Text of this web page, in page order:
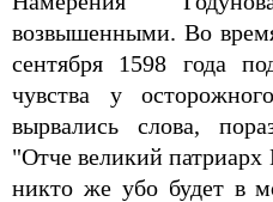
возвышенными. Во
сентября 1598 года
чувства у
вырвались слова,
"Отче великий патриарх
никто же убо будет в